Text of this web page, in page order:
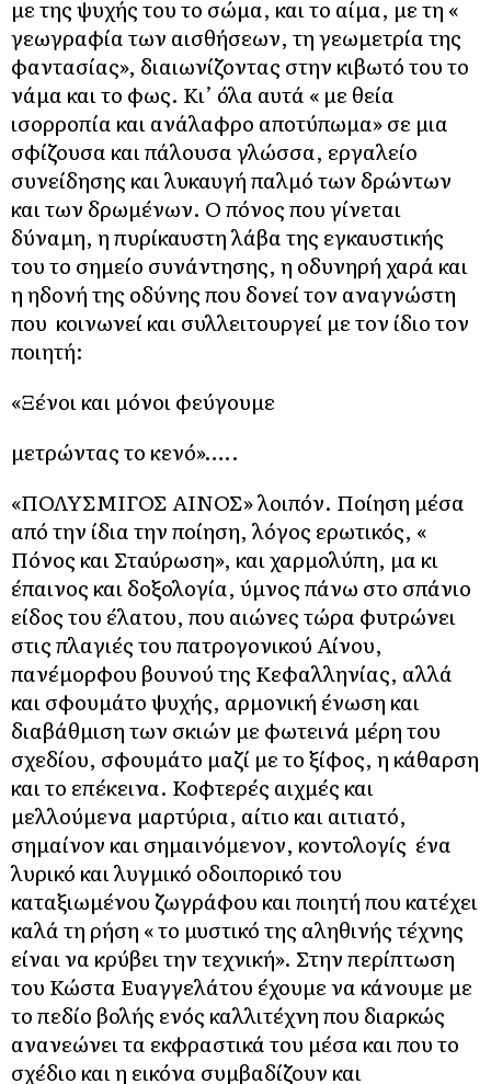
με της ψυχής του το σώμα, και το αίμα, με τη «
γεωγραφία των αισθήσεων, τη γεωμετρία της
φαντασίας», διαιωνίζοντας στην κιβωτό του το
νάμα και το φως. Κι’ όλα αυτά « με θεία
ισορροπία και ανάλαφρο αποτύπωμα» σε μια
σφίζουσα και πάλουσα γλώσσα, εργαλείο
συνείδησης και λυκαυγή παλμό των δρώντων
και των δρωμένων. Ο πόνος που γίνεται
δύναμη, η πυρίκαυστη λάβα της εγκαυστικής
του το σημείο συνάντησης, η οδυνηρή χαρά και
η ηδονή της οδύνης που δονεί τον αναγνώστη
που κοινωνεί και συλλειτουργεί με τον ίδιο τον
ποιητή:
«Ξένοι και μόνοι φεύγουμε
μετρώντας το κενό»…..
«ΠΟΛΥΣΜΙΓΟΣ ΑΙΝΟΣ» λοιπόν. Ποίηση μέσα
από την ίδια την ποίηση, λόγος ερωτικός, «
Πόνος και Σταύρωση», και χαρμολύπη, μα κι
έπαινος και δοξολογία, ύμνος πάνω στο σπάνιο
είδος του έλατου, που αιώνες τώρα φυτρώνει
στις πλαγιές του πατρογονικού Αίνου,
πανέμορφου βουνού της Κεφαλληνίας, αλλά
και σφουμάτο ψυχής, αρμονική ένωση και
διαβάθμιση των σκιών με φωτεινά μέρη του
σχεδίου, σφουμάτο μαζί με το ξίφος, η κάθαρση
και το επέκεινα. Κοφτερές αιχμές και
μελλούμενα μαρτύρια, αίτιο και αιτιατό,
σημαίνον και σημαινόμενον, κοντολογίς ένα
λυρικό και λυγμικό οδοιπορικό του
καταξιωμένου ζωγράφου και ποιητή που κατέχει
καλά τη ρήση « το μυστικό της αληθινής τέχνης
είναι να κρύβει την τεχνική». Στην περίπτωση
του Κώστα Ευαγγελάτου έχουμε να κάνουμε με
το πεδίο βολής ενός καλλιτέχνη που διαρκώς
ανανεώνει τα εκφραστικά του μέσα και που το
σχέδιο και η εικόνα συμβαδίζουν και